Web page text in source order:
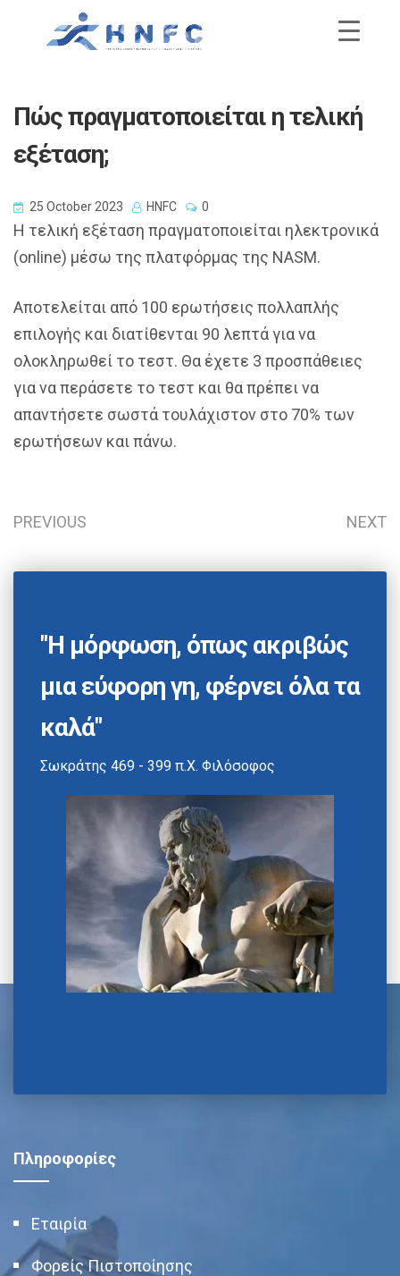
Πώς πραγματοποιείται η τελική
εξέταση;
25 October 2023 HNFC 0
Η τελική εξέταση πραγματοποιείται ηλεκτρονικά
(online) μέσω της πλατφόρμας της NASM.
Αποτελείται από 100 ερωτήσεις πολλαπλής
επιλογής και διατίθενται 90 λεπτά για να
ολοκληρωθεί το τεστ. Θα έχετε 3 προσπάθειες
για να περάσετε το τεστ και θα πρέπει να
απαντήσετε σωστά τουλάχιστον στο 70% των
ερωτήσεων και πάνω.
PREVIOUS NEXT
"Η μόρφωση, όπως ακριβώς
μια εύφορη γη, φέρνει όλα τα
καλά"
Σωκράτης 469 - 399 π.Χ. Φιλόσοφος
Πληροφορίες
Εταιρία
Φορείς Πιστοποίησης